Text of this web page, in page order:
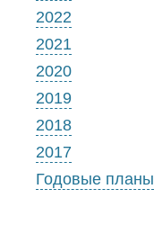
2022
2021
2020
2019
2018
2017
Годовые планы